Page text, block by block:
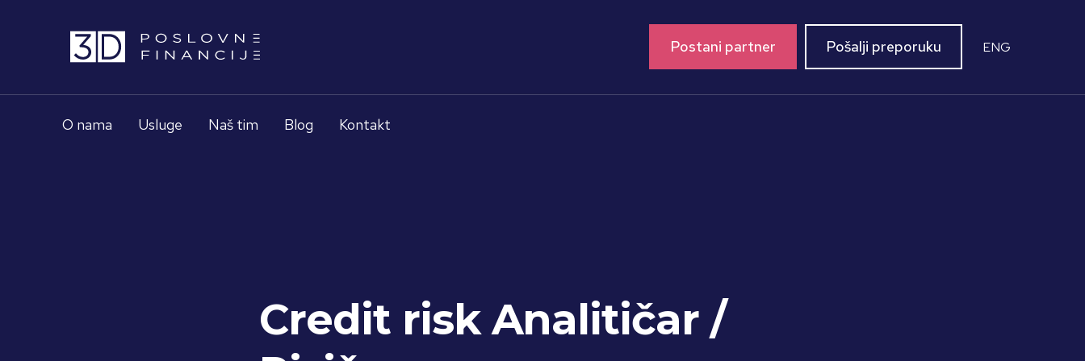
Postani partner Pošalji preporuku ENG
O nama Usluge Naš tim Blog Kontakt
Credit risk Analitičar /